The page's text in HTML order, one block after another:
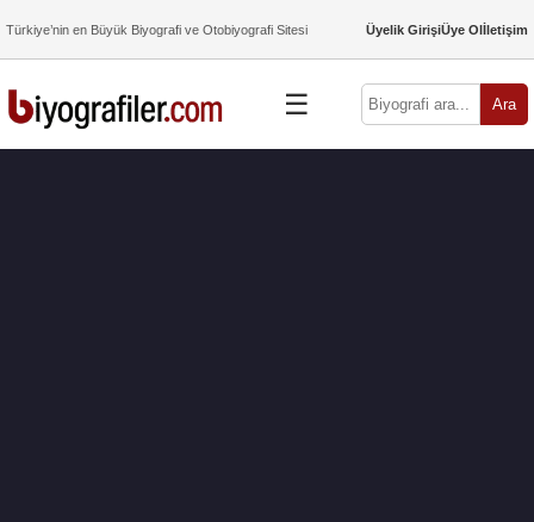
Türkiye’nin en Büyük Biyografi ve Otobiyografi Sitesi Üyelik GirişiÜye Olİletişim
☰ Ara